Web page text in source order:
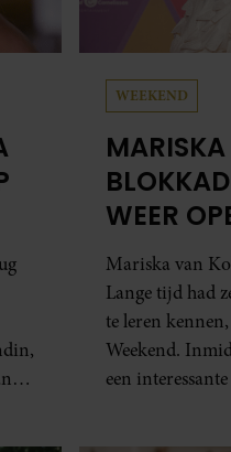
WEEKEND
WEER
Mariska van
Lange tijd had
te leren
Weekend.
een